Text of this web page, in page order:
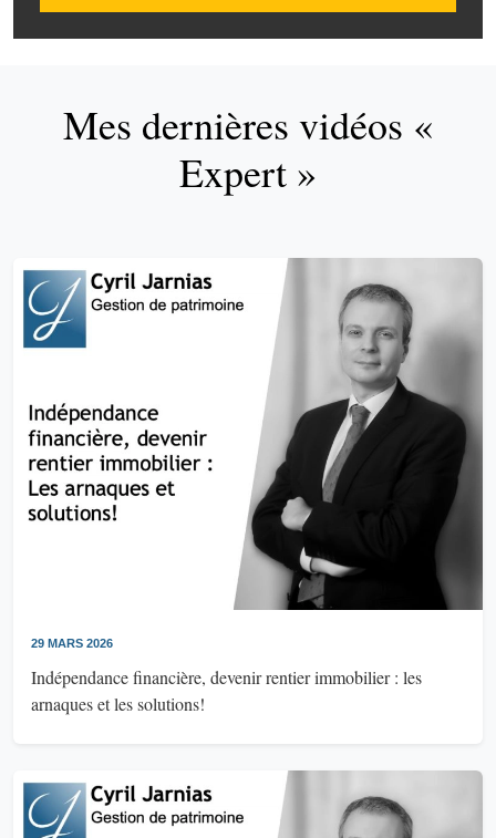
Mes dernières vidéos «
Expert »
29 MARS 2026
Indépendance financière, devenir rentier immobilier : les
arnaques et les solutions!